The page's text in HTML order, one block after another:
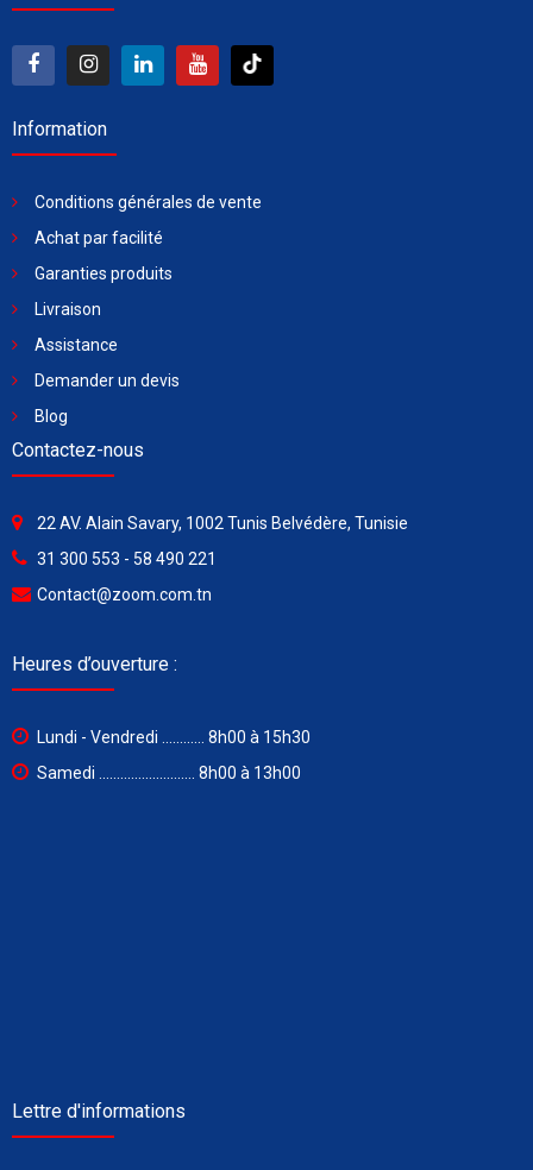
Information
Conditions générales de vente
Achat par facilité
Garanties produits
Livraison
Assistance
Demander un devis
Blog
Contactez-nous
22 AV. Alain Savary, 1002 Tunis Belvédère, Tunisie
31 300 553 - 58 490 221
Contact@zoom.com.tn
Heures d’ouverture :
Lundi - Vendredi ............ 8h00 à 15h30
Samedi ........................... 8h00 à 13h00
Lettre d'informations